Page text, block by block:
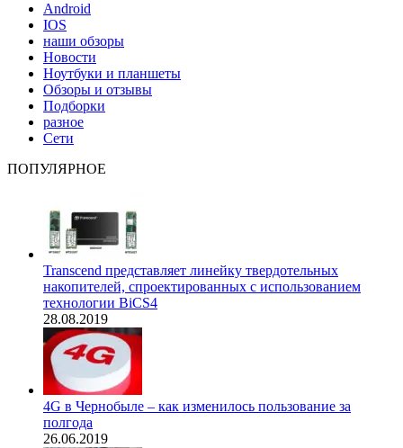
Android
IOS
наши обзоры
Новости
Ноутбуки и планшеты
Обзоры и отзывы
Подборки
разное
Сети
ПОПУЛЯРНОЕ
Transcend представляет линейку твердотельных
накопителей, спроектированных с использованием
технологии BiCS4
28.08.2019
4G в Чернобыле – как изменилось пользование за
полгода
26.06.2019